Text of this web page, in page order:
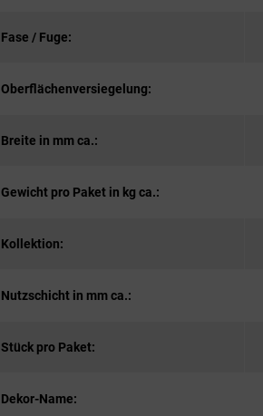
Fase / Fuge:
Oberflächenversiegelung:
Breite in mm ca.:
Gewicht pro Paket in kg ca.:
Kollektion:
Nutzschicht in mm ca.:
Stück pro Paket:
Dekor-Name: